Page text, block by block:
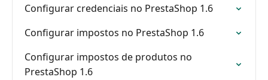
Configurar credenciais no PrestaShop 1.6
Configurar impostos no PrestaShop 1.6
Configurar impostos de produtos no
PrestaShop 1.6